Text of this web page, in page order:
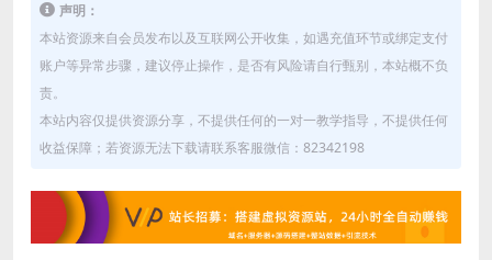
声明：
本站资源来自会员发布以及互联网公开收集，如遇充值环节或绑定支付
账户等异常步骤，建议停止操作，是否有风险请自行甄别，本站概不负
责。
本站内容仅提供资源分享，不提供任何的一对一教学指导，不提供任何
收益保障；若资源无法下载请联系客服微信：82342198